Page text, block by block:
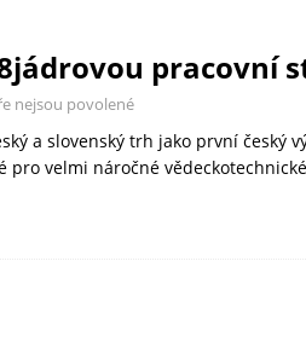
pracovní
nejsou povolené
a slovenský trh jako první český
velmi náročné